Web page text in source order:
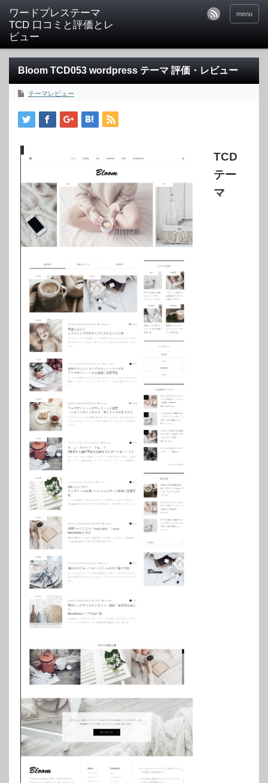
ワードプレステーマ
TCD 口コミと評価とレ
ビュー
menu
Bloom TCD053 wordpress テーマ 評価・レビュー
テーマレビュー
TCD
テー
マ